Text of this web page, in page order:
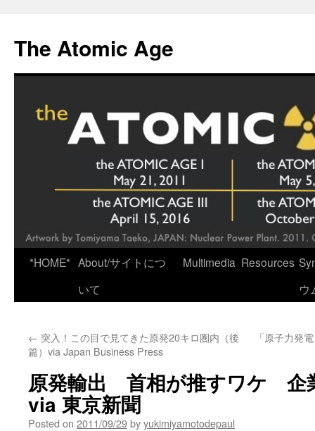
content
The Atomic Age
*HOME* About/サイトにつ
いて
Multimedia Resources
ウ
← 突入！この目で見てきた原発20キロ圏内（後
篇）via Japan Business Press
「原子力発
原発輸出 首相が推すワケ 企
via 東京新聞
Posted on 2011/09/29byyukimiyamotodepaul